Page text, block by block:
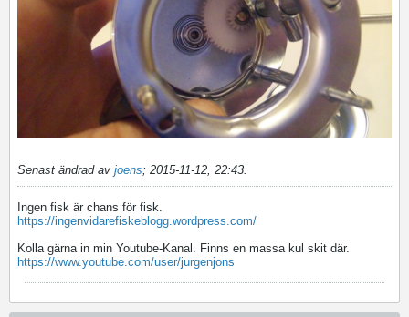
Senast ändrad av joens; 2015-11-12, 22:43
Ingen fisk är chans för fisk.
https://ingenvidarefiskeblogg.wordpress.com/
Kolla gärna in min Youtube-Kanal. Finns en massa kul skit där.
https://www.youtube.com/user/jurgenjons